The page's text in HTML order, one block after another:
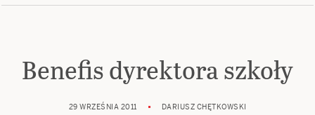
Benefis dyrektora szkoły
29 WRZEŚNIA 2011 DARIUSZ CHĘTKOWSKI